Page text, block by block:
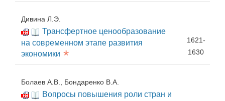
Дивина Л.Э.
Трансфертное ценообразование
на современном этапе развития
экономики *
1621-
1630
Болаев А.В., Бондаренко В.А.
Вопросы повышения роли стран и